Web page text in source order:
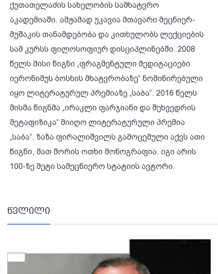
ქუთათელაძის სახელობის სამხატვრო
აკადემიაში. ამჟამად უკავია მთავარი მეცნიერ-
მუშაკის თანამდებობა და კითხულობს ლექციების
სამ კურსს ფილოსოფიურ დისციპლინებში. 2008
წელს მისი წიგნი „ფრაგმენტული მედიტაციები
იერონიმუს ბოსხის მხატვრობაზე“ ნომინირებული
იყო ლიტერატურულ პრემიაზე „საბა“. 2016 წელს
მისმა წიგნმა „ირაკლი ფარჯიანი და შეხვედრის
მეტაფიზიკა“ მიიღო ლიტერატურული პრემია
„საბა“. ზაზა ფირალიშვილს გამოცემული აქვს ათი
წიგნი, მათ შორის ოთხი მონოგრაფია. იგი არის
100-ზე მეტი სამეცნიერო სტატიის ავტორი.
წვლილი